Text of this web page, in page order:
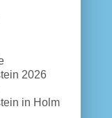
2026
in Holm